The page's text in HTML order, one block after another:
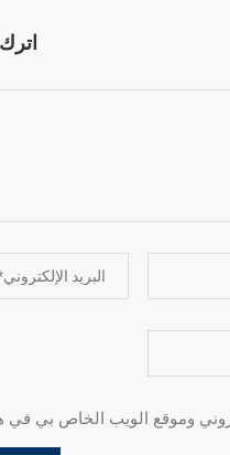
وموقع الويب الخاص بي في